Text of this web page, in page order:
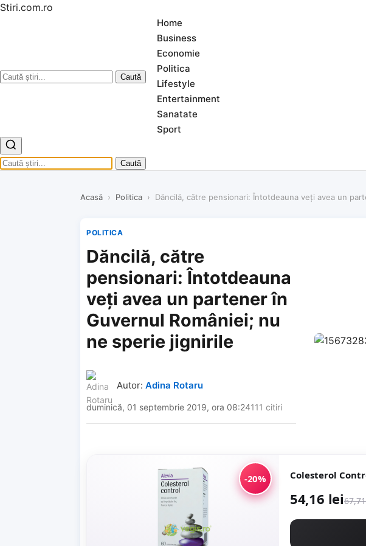
Stiri.com.ro
Caută
Home
Business
Economie
Politica
Lifestyle
Entertainment
Sanatate
Sport
Caută
Acasă › Politica › Dăncilă, către pensionari: Întotdeauna veţi avea un
POLITICA
Dăncilă, către
pensionari: Întotdeauna
veţi avea un partener în
Guvernul României; nu
ne sperie jignirile
Autor: Adina Rotaru
duminică, 01 septembrie 2019, ora 08:24111 citiri
-20% Colesterol
54,16 lei